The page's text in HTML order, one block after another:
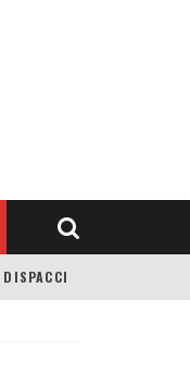
DISPACCI